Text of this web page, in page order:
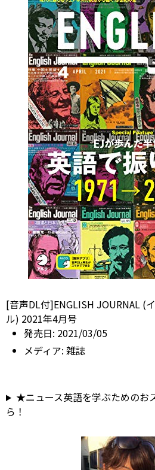
[音声DL付]ENGLISH JOURNAL (
ル) 2021年4月号
発売日: 2021/03/05
メディア: 雑誌
★ニュース英語を学ぶためのお
ら！